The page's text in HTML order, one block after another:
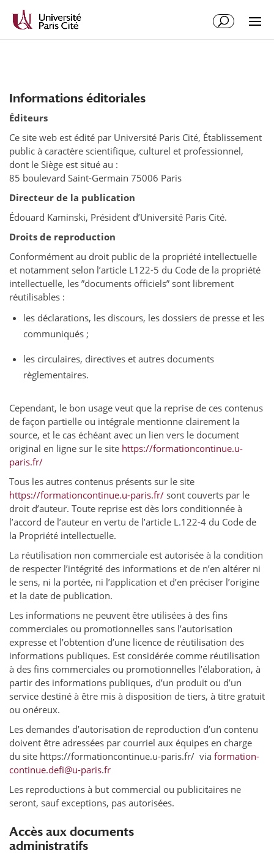
Informations éditoriales
Éditeurs
Ce site web est édité par Université Paris Cité, Établissement
public à caractère scientifique, culturel et professionnel,
dont le Siège est situé au :
85 boulevard Saint-Germain 75006 Paris
Directeur de la publication
Édouard Kaminski, Président d’Université Paris Cité.
Droits de reproduction
Conformément au droit public de la propriété intellectuelle
et notamment selon l’article L122-5 du Code de la propriété
intellectuelle, les ”documents officiels” sont librement
réutilisables :
les déclarations, les discours, les dossiers de presse et les
communiqués ;
les circulaires, directives et autres documents
règlementaires.
Cependant, le bon usage veut que la reprise de ces contenus
de façon partielle ou intégrale mentionne clairement la
source, et le cas échéant avec un lien vers le document
original en ligne sur le site https://formationcontinue.u-
paris.fr/
Tous les autres contenus présents sur le site
https://formationcontinue.u-paris.fr/ sont couverts par le
droit d’auteur. Toute reprise est dès lors conditionnée à
l’accord de l’auteur en vertu de l’article L.122-4 du Code de
la Propriété intellectuelle.
La réutilisation non commerciale est autorisée à la condition
de respecter l’intégrité des informations et de n’en altérer ni
le sens, ni la portée, ni l’application et d’en préciser l’origine
et la date de publication.
Les informations ne peuvent être utilisées à des fins
commerciales ou promotionnelles sans l’autorisation
expresse et l’obtention d’une licence de réutilisation des
informations publiques. Est considérée comme réutilisation
à des fins commerciales ou promotionnelles l’élaboration, à
partir des informations publiques, d’un produit ou d’un
service destiné à être mis à disposition de tiers, à titre gratuit
ou onéreux.
Les demandes d’autorisation de reproduction d’un contenu
doivent être adressées par courriel aux équipes en charge
du site https://formationcontinue.u-paris.fr/ via formation-
continue.defi@u-paris.fr
Les reproductions à but commercial ou publicitaires ne
seront, sauf exceptions, pas autorisées.
Accès aux documents
administratifs